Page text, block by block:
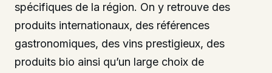
spécifiques de la région. On y retrouve des
produits internationaux, des références
gastronomiques, des vins prestigieux, des
produits bio ainsi qu’un large choix de